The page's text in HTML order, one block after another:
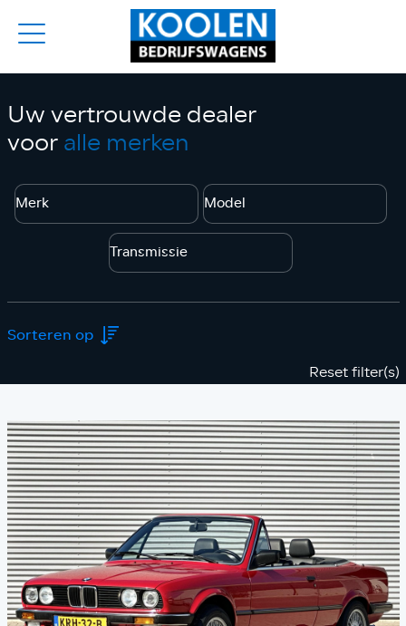
Uw vertrouwde dealer
vooralle merken
Reset filter(s)